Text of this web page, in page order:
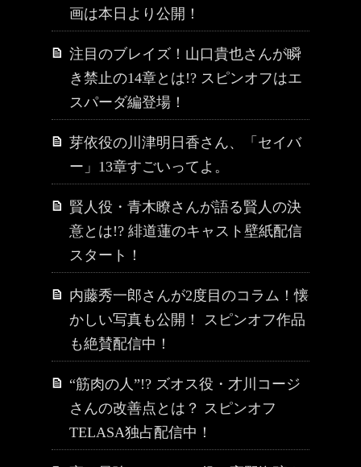
画は本日より公開！
注目のブレイズ！山口貴也さんが瞬
き禁止の14章とは!? スピンオフはエ
スパーダ編登場！
芽依役の川津明日香さん、「セイバ
ー」13章すごいってよ。
賢人役・青木瞭さんが語る賢人の決
意とは!? 緋道蓮のキャスト壁紙配信
スタート！
内藤秀一郎さんが2度目のコラム！懐
かしい写真も公開！ スピンオフ作品
も絶賛配信中！
“筋肉の人”!? ズオス役・才川コージ
さんの改善点とは？ スピンオフ
TELASA独占配信中！